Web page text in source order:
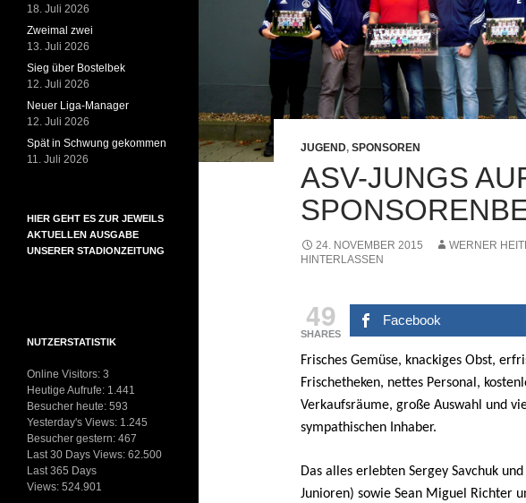
JUGEND, SPONSOREN
ASV-JUNGS
24. NOVEMBER 2015 WERNER
HINTERLASSEN
49
SHARES
Facebook
Frisches Gemüse, knackiges Obst,
Frischetheken, nettes Personal,
Verkaufsräume, große Auswahl und
sympathischen Inhaber.
Das alles erlebten Sergey Savchuk
Junioren) sowie Sean Miguel Richter
18. Juli 2026
Zweimal zwei
13. Juli 2026
Sieg über Bostelbek
12. Juli 2026
Neuer Liga-Manager
12. Juli 2026
Spät in Schwung gekommen
11. Juli 2026
HIER GEHT ES ZUR JEWEILS
AKTUELLEN AUSGABE
UNSERER STADIONZEITUNG
NUTZERSTATISTIK
Online Visitors: 3
Heutige Aufrufe: 1.441
Besucher heute: 593
Yesterday's Views: 1.245
Besucher gestern: 467
Last 30 Days Views: 62.500
Last 365 Days
Views: 524.901